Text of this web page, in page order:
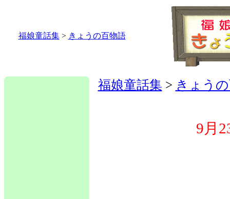
福娘童話集> きょうの百物語
福娘童話集 > きょう
9月